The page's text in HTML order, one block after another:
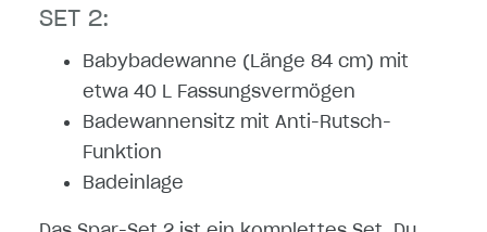
SET 2:
Babybadewanne (Länge 84 cm) mit
etwa 40 L Fassungsvermögen
Badewannensitz mit Anti-Rutsch-
Funktion
Badeinlage